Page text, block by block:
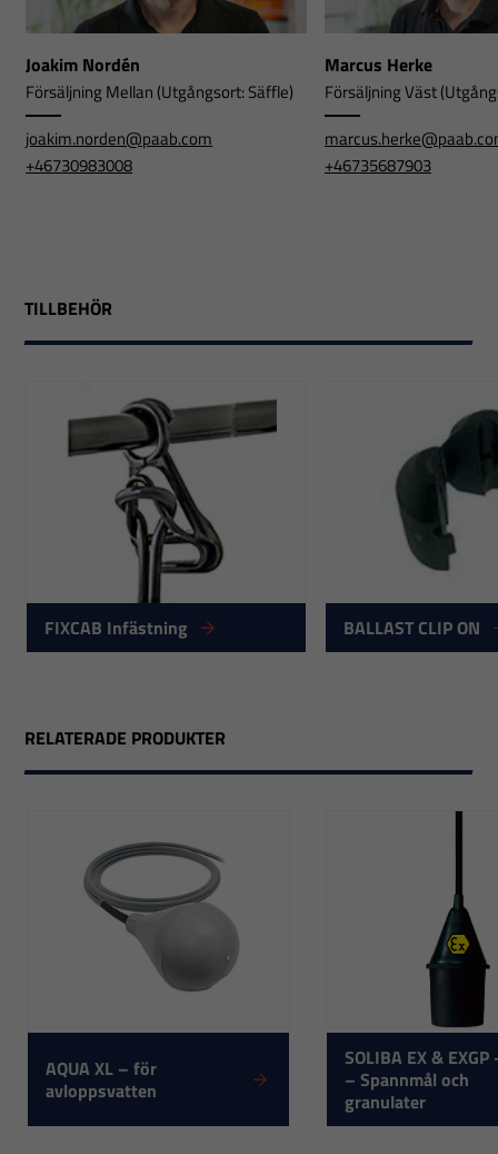
Joakim Nordén
Försäljning Mellan (Utgångsort: Säffle)
joakim.norden@paab.com
+46730983008
Marcus Herke
Försäljning Väst
+46735687903
TILLBEHÖR
FIXCAB Infästning BALLAST CLIP ON
RELATERADE PRODUKTER
AQUA XL – för
avloppsvatten
SOLIBA EX & EXGP
– Spannmål och
granulater
cookies går
inte att välja